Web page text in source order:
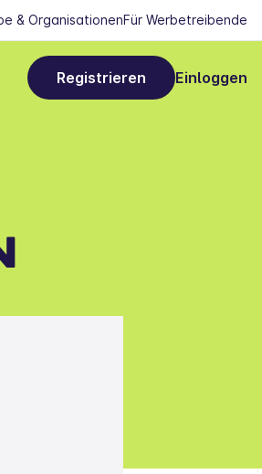
& OrganisationenFür Werbetreibende
Registrieren Einloggen